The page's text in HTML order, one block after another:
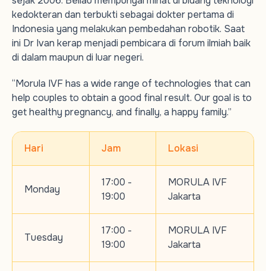
kedokteran dan terbukti sebagai dokter pertama di
Indonesia yang melakukan pembedahan robotik. Saat
ini Dr Ivan kerap menjadi pembicara di forum ilmiah baik
di dalam maupun di luar negeri.
“Morula IVF has a wide range of technologies that can
help couples to obtain a good final result. Our goal is to
get healthy pregnancy, and finally, a happy family.”
Hari Jam Lokasi
Monday
17:00 -
19:00
MORULA IVF
Jakarta
Tuesday
17:00 -
19:00
MORULA IVF
Jakarta